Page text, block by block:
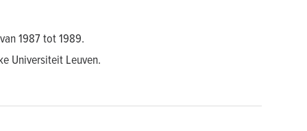
1987 tot 1989.
Universiteit Leuven.